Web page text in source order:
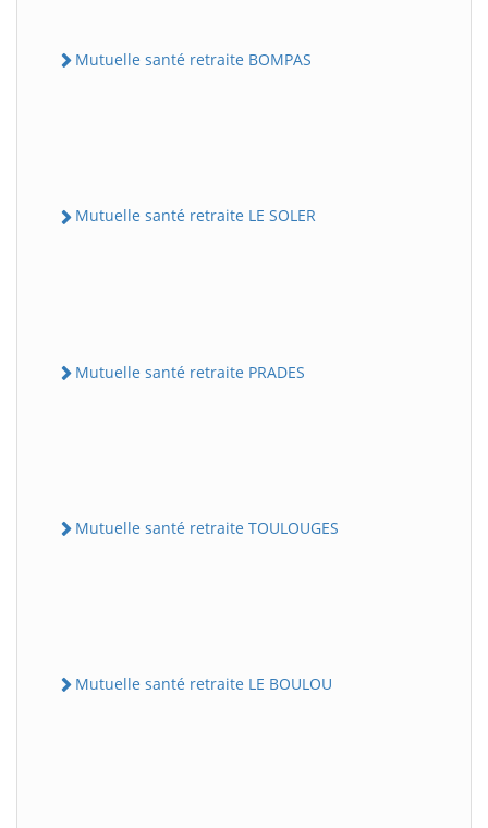
Mutuelle santé retraite BOMPAS
Mutuelle santé retraite LE SOLER
Mutuelle santé retraite PRADES
Mutuelle santé retraite TOULOUGES
Mutuelle santé retraite LE BOULOU